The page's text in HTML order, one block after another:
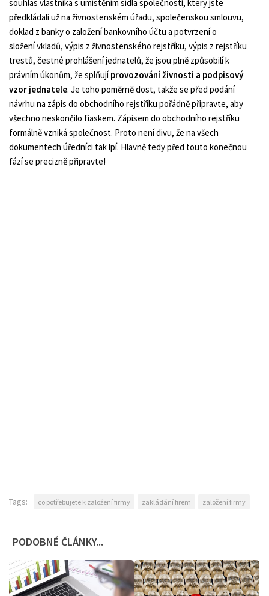
souhlas vlastníka s umístěním sídla společnosti, který jste
předkládali už na živnostenském úřadu, společenskou smlouvu,
doklad z banky o založení bankovního účtu a potvrzení o
složení vkladů, výpis z živnostenského rejstříku, výpis z rejstříku
trestů, čestné prohlášení jednatelů, že jsou plně způsobilí k
právním úkonům, že splňujíprovozování živnosti a podpisový
vzor jednatele. Je toho poměrně dost, takže se před podání
návrhu na zápis do obchodního rejstříku pořádně připravte, aby
všechno neskončilo fiaskem. Zápisem do obchodního rejstříku
formálně vzniká společnost. Proto není divu, že na všech
dokumentech úředníci tak lpí. Hlavně tedy před touto konečnou
fází se precizně připravte!
Tags: co potřebujete k založení firmy zakládání firem založení firmy
PODOBNÉ ČLÁNKY...